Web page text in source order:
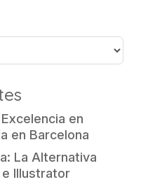
en
en Barcelona
La Alternativa
Illustrator